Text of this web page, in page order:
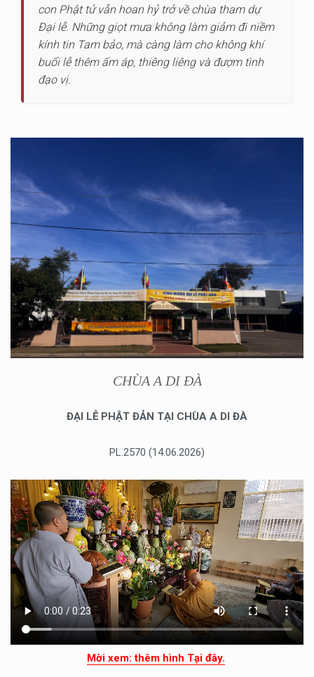
con Phật tử vẫn hoan hỷ trở về chùa tham dự
Đại lễ. Những giọt mưa không làm giảm đi niềm
kính tin Tam bảo, mà càng làm cho không khí
buổi lễ thêm ấm áp, thiêng liêng và đượm tình
đạo vị.
CHÙA A DI ĐÀ
ĐẠI LỄ PHẬT ĐẢN TẠI CHÙA A DI ĐÀ
PL.2570 (14.06.2026)
Mời xem: thêm hình Tại đây.